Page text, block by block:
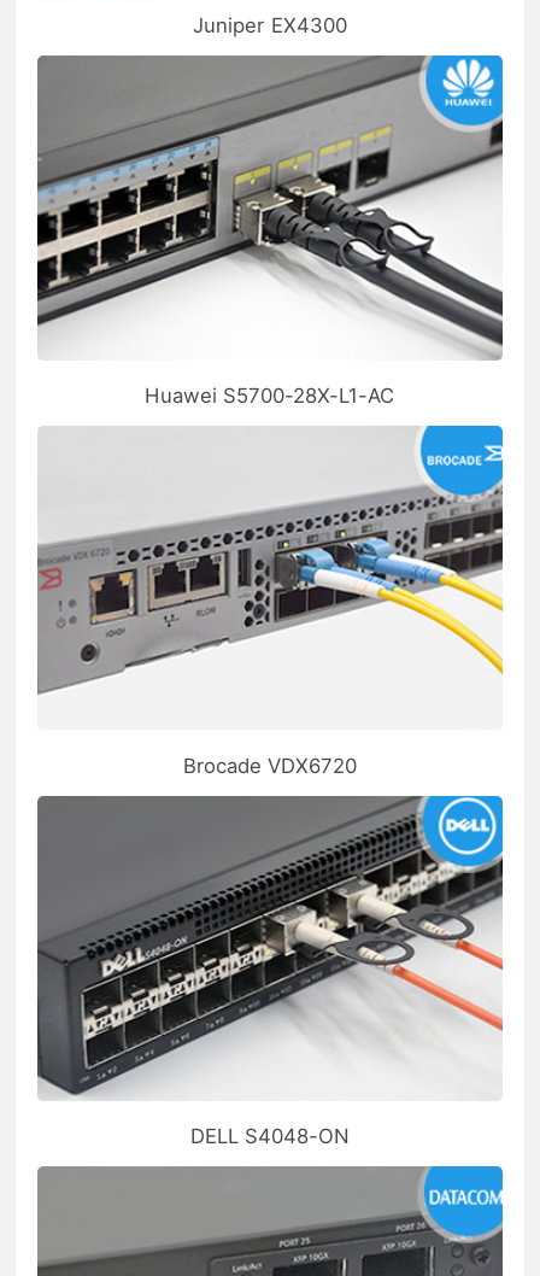
Juniper EX4300
Huawei S5700-28X-L1-AC
Brocade VDX6720
DELL S4048-ON